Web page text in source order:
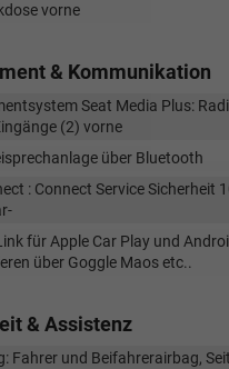
vorne
& Kommunikation
Seat Media Plus:
(2) vorne
über Bluetooth
: Connect Service
für Apple Car Play und
über Goggle Maos etc..
& Assistenz
Fahrer und Beifahrerairbag,